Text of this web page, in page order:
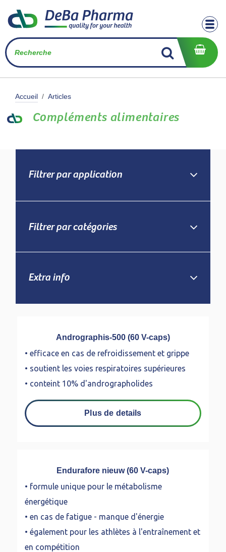
Accueil Articles
Compléments alimentaires
Filtrer par application
Filtrer par catégories
Extra info
Andrographis-500 (60 V-caps)
• efficace en cas de refroidissement et grippe
• soutient les voies respiratoires supérieures
• conteint 10% d'andrographolides
Plus de details
Endurafore nieuw (60 V-caps)
• formule unique pour le métabolisme
énergétique
• en cas de fatigue - manque d'énergie
• également pour les athlètes à l'entraînement et
en compétition